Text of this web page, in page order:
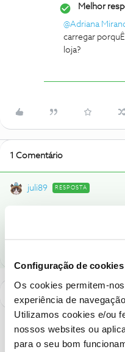
Configuração de cookies
Os cookies permitem-
experiência de
Utilizamos cookies e/ou
nossos websites ou
para o seu bom
Melhor
@Adriana
carregar
loja?
1 Comentário
juli89 RESPOSTA